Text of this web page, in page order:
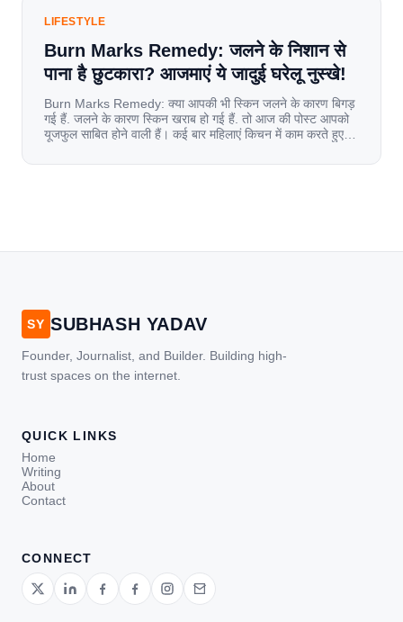
LIFESTYLE
Burn Marks Remedy: जलने के निशान से
पाना है छुटकारा? आजमाएं ये जादुई घरेलू नुस्खे!
Burn Marks Remedy: क्या आपकी भी स्किन जलने के कारण बिगड़
गई हैं. जलने के कारण स्किन खराब हो गई हैं. तो आज की पोस्ट आपको
यूजफुल साबित होने वाली हैं। कई बार महिलाएं किचन में काम करते हुए
[…]
SY SUBHASH YADAV
Founder, Journalist, and Builder. Building high-
trust spaces on the internet.
QUICK LINKS
Home
Writing
About
Contact
CONNECT